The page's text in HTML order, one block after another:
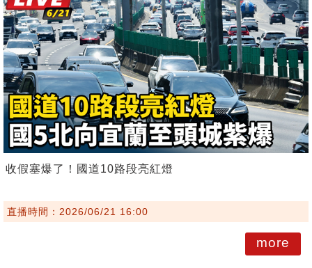
收假塞爆了！國道10路段亮紅燈
直播時間：2026/06/21 16:00
more